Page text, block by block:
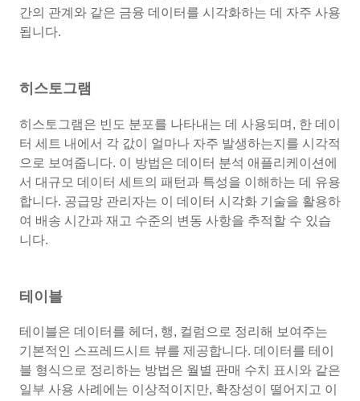
간의 관계와 같은 금융 데이터를 시각화하는 데 자주 사용
됩니다.
히스토그램
히스토그램은 빈도 분포를 나타내는 데 사용되며, 한 데이
터 세트 내에서 각 값이 얼마나 자주 발생하는지를 시각적
으로 보여줍니다. 이 방법은 데이터 분석 애플리케이션에
서 대규모 데이터 세트의 패턴과 특성을 이해하는 데 유용
합니다. 공급망 관리자는 이 데이터 시각화 기술을 활용하
여 배송 시간과 재고 수준의 변동 사항을 추적할 수 있습
니다.
테이블
테이블은 데이터를 헤더, 행, 컬럼으로 정리해 보여주는
기본적인 스프레드시트 뷰를 제공합니다. 데이터를 테이
블 형식으로 정리하는 방법은 월별 판매 수치 표시와 같은
일부 사용 사례에는 이상적이지만, 확장성이 떨어지고 이